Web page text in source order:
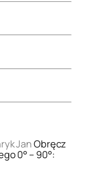
JanObręcz
0° – 90°: